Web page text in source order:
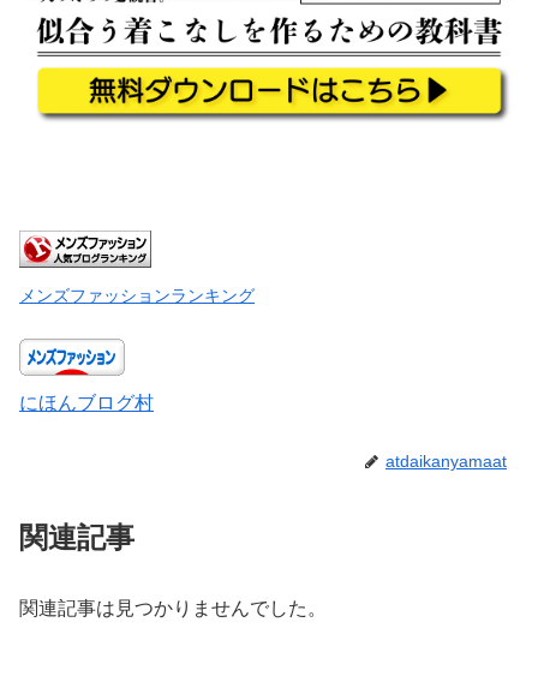
メンズファッションランキング
にほんブログ村
atdaikanyamaat
関連記事
関連記事は見つかりませんでした。